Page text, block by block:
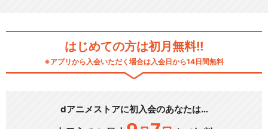
はじめての方は初月無料!!
※アプリから入会いただく場合は入会日から14日間無料
dアニメストアに初入会のあなたは…